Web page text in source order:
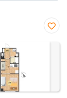
に入